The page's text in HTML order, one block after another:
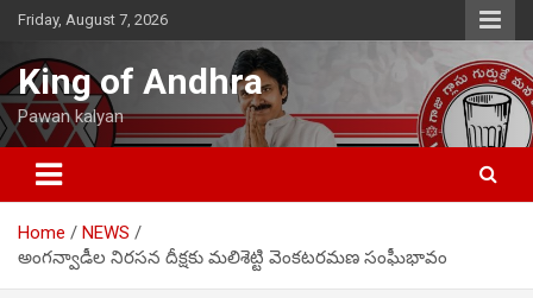
Skip
content
Friday, August 7, 2026
King of Andhra
Pawan kalyan
Home
NEWS
అంగన్వాడీల నిరసన దీక్షకు మలిశెట్టి వెంకటరమణ సంఘీభావం